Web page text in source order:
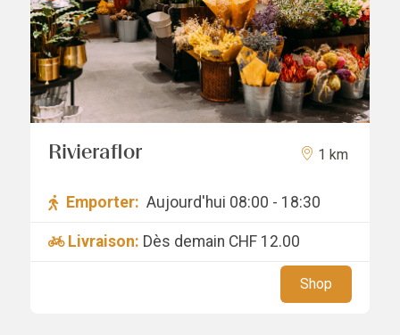
Rivieraflor 1 km
Emporter: Aujourd'hui 08:00 - 18:30
Livraison: Dès demain CHF 12.00
Shop